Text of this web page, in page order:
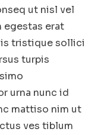
ut nisl vel
egestas erat
tristique sollici
turpis
urna nunc id
mattiso nim ut
ves tiblum